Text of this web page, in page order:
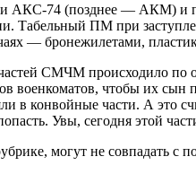
74 (позднее — АКМ) и
Табельный ПМ при
— бронежилетами,
частей СМЧМ происходило
военкоматов, чтобы их
в конвойные части. А
Увы, сегодня этой
могут не совпадать с